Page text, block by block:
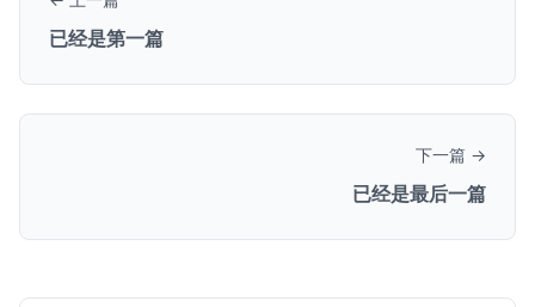
已经是第一篇
下一篇 →
已经是最后一篇